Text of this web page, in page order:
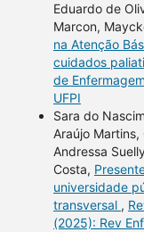
Eduardo de
Marcon,
na Atenção
cuidados
de
UFPI
Sara do
Araújo Martins,
Andressa
Costa,
universidade
transversal ,
(2025): Rev